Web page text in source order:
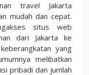
travel Jakarta
mudah dan cepat.
situs web
dari Jakarta ke
yang
melibatkan
pribadi dan jumlah